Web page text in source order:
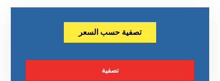
تصفية حسب السعر
تصفية